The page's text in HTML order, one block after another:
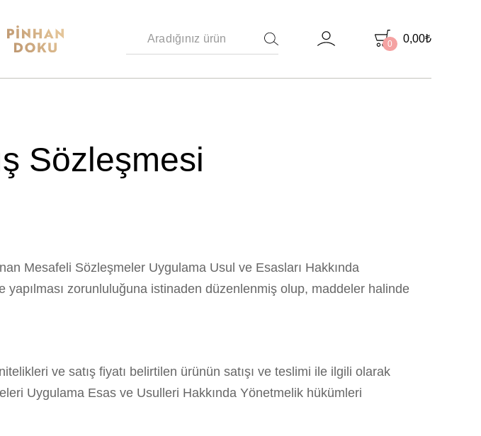
0 0,00₺
Sözleşmesi
Mesafeli Sözleşmeler Uygulama Usul ve Esasları Hakkında
zorunluluğuna istinaden düzenlenmiş olup, maddeler halinde
ve satış fiyatı belirtilen ürünün satışı ve teslimi ile ilgili olarak
Uygulama Esas ve Usulleri Hakkında Yönetmelik hükümleri